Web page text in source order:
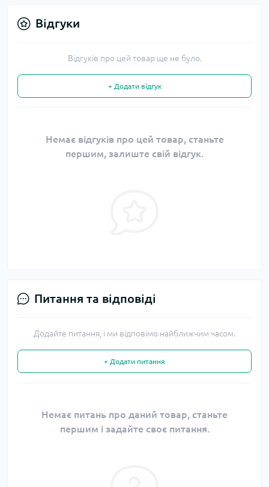
Відгуки
Відгуків про цей товар ще не було.
+ Додати відгук
Немає відгуків про цей товар, станьте
першим, залиште свій відгук.
Питання та відповіді
Додайте питання, і ми відповімо найближчим часом.
+ Додати питання
Немає питань про даний товар, станьте
першим і задайте своє питання.